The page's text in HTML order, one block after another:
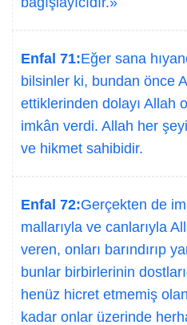
Enfal 71:Eğer sana
bilsinler ki, bundan önce
ettiklerinden dolayı Allah
imkân verdi. Allah her
ve hikmet sahibidir.
Enfal 72:Gerçekten de
mallarıyla ve canlarıyla
veren, onları barındırıp
bunlar birbirlerinin
henüz hicret etmemiş
kadar onlar üzerinde